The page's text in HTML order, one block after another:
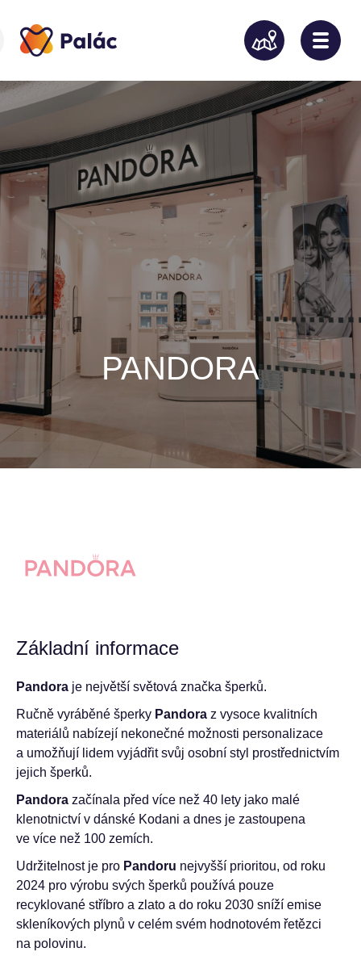
PANDORA
Základní informace
Pandora je největší světová značka šperků.
Ručně vyráběné šperky Pandora z vysoce kvalitních
materiálů nabízejí nekonečné možnosti personalizace
a umožňují lidem vyjádřit svůj osobní styl prostřednictvím
jejich šperků.
Pandora začínala před více než 40 lety jako malé
klenotnictví v dánské Kodani a dnes je zastoupena
ve více než 100 zemích.
Udržitelnost je pro Pandoru nejvyšší prioritou, od roku
2024 pro výrobu svých šperků používá pouze
recyklované stříbro a zlato a do roku 2030 sníží emise
skleníkových plynů v celém svém hodnotovém řetězci
na polovinu.